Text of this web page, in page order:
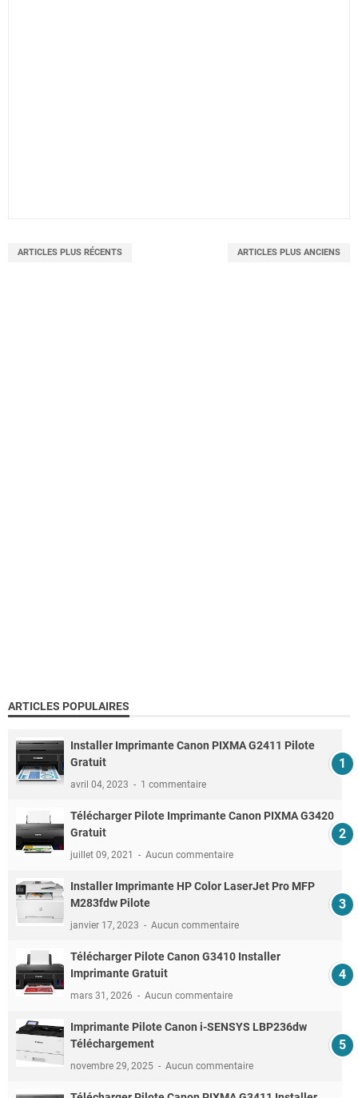
ARTICLES PLUS RÉCENTS ARTICLES PLUS ANCIENS
ARTICLES POPULAIRES
Installer Imprimante Canon PIXMA G2411 Pilote
Gratuit
avril 04, 2023 1 commentaire
Télécharger Pilote Imprimante Canon PIXMA G3420
Gratuit
juillet 09, 2021 Aucun commentaire
Installer Imprimante HP Color LaserJet Pro MFP
M283fdw Pilote
janvier 17, 2023 Aucun commentaire
Télécharger Pilote Canon G3410 Installer
Imprimante Gratuit
mars 31, 2026 Aucun commentaire
Imprimante Pilote Canon i-SENSYS LBP236dw
Téléchargement
novembre 29, 2025 Aucun commentaire